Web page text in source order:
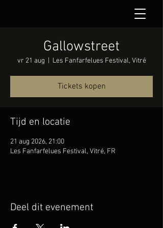
Gallowstreet
vr 21 aug Les Fanfarfelues Festival, Vitré
Tickets kopen
Tijd en locatie
21 aug 2026, 21:00
Les Fanfarfelues Festival, Vitré, FR
Deel dit evenement